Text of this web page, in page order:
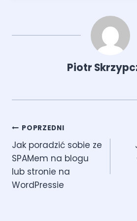
Piotr
Nawigacja
wpisu
POPRZEDNI
Jak poradzić sobie ze
SPAMem na blogu
lub stronie na
WordPressie